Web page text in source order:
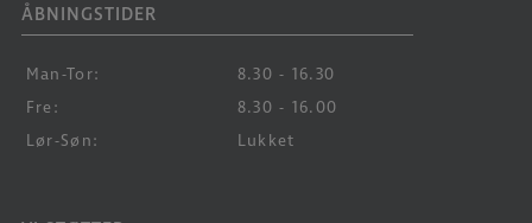
ÅBNINGSTIDER
Man-Tor:
8.30 - 16.30
Fre:
8.30 - 16.00
Lør-Søn:
Lukket